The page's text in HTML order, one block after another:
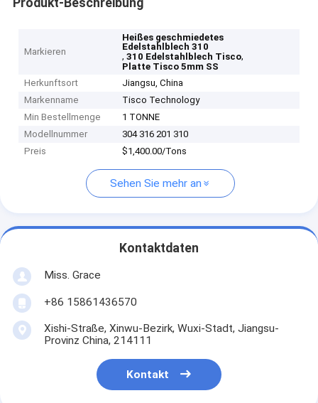
Markieren
Heißes geschmiedetes
Edelstahlblech 310
,310 Edelstahlblech Tisco,
Platte Tisco 5mm SS
Herkunftsort
Jiangsu, China
Markenname
Tisco Technology
Min Bestellmenge
1 TONNE
Modellnummer
304 316 201 310
Preis
$1,400.00/Tons
Sehen Sie mehr an
Kontaktdaten
Miss. Grace
+86 15861436570
Xishi-Straße, Xinwu-Bezirk, Wuxi-Stadt, Jiangsu-
Provinz China, 214111
Kontakt